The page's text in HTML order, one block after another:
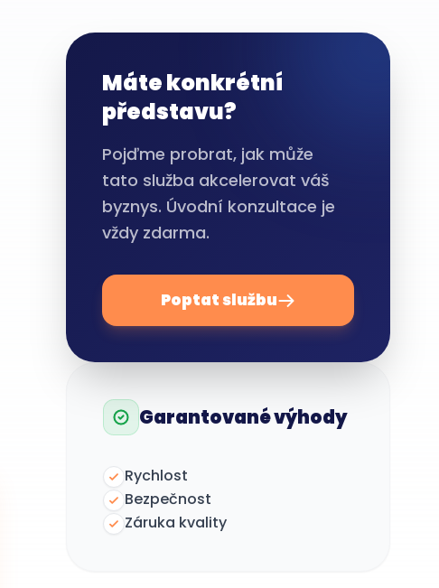
Máte konkrétní
představu?
Pojďme probrat, jak může
tato služba akcelerovat váš
byznys. Úvodní konzultace je
vždy zdarma.
Poptat službu
Garantované výhody
Rychlost
Bezpečnost
Záruka kvality